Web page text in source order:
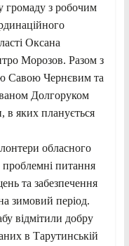
громаду з робочим
Оксана
Морозов. Разом з
Савою Чернєвим та
Долгоруком
в яких планується
обласного
питання
та забезпечення
зимовий період.
відмітили добру
в Тарутинській